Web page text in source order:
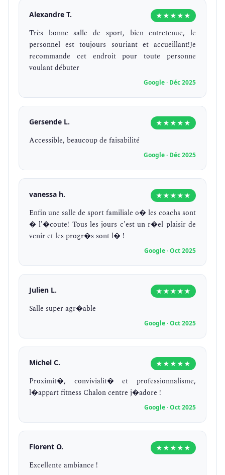
Alexandre T. ★★★★★
Très bonne salle de sport, bien entretenue, le
personnel est toujours souriant et accueillant!Je
recommande cet endroit pour toute personne
voulant débuter
Google · Déc 2025
Gersende L. ★★★★★
Accessible, beaucoup de faisabilité
Google · Déc 2025
vanessa h. ★★★★★
Enfin une salle de sport familiale o� les coachs sont
� l'�coute! Tous les jours c'est un r�el plaisir de
venir et les progr�s sont l� !
Google · Oct 2025
Julien L. ★★★★★
Salle super agr�able
Google · Oct 2025
Michel C. ★★★★★
Proximit�, convivialit� et professionnalisme,
l�appart fitness Chalon centre j�adore !
Google · Oct 2025
Florent O. ★★★★★
Excellente ambiance !